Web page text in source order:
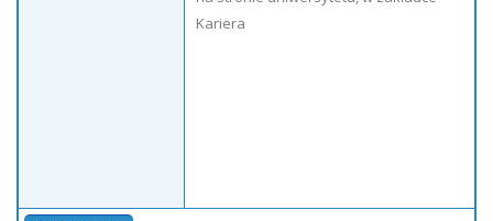
Kariera